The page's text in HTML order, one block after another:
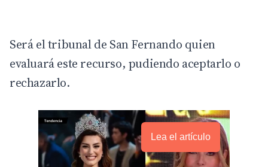
Será el tribunal de San Fernando quien
evaluará este recurso, pudiendo aceptarlo o
rechazarlo.
Lea el artículo